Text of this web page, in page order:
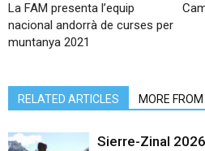
La FAM presenta l’equip
nacional andorrà de curses per
muntanya 2021
RELATED ARTICLES MORE
Sierre-Zinal